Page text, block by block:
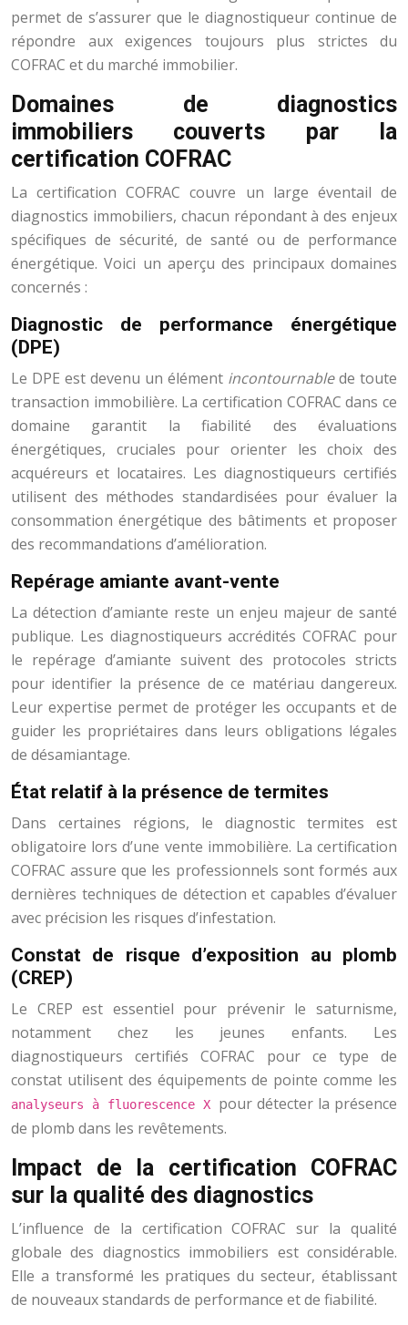
permet de s’assurer que le diagnostiqueur continue de
répondre aux exigences toujours plus strictes du
COFRAC et du marché immobilier.
Domaines de diagnostics
immobiliers couverts par la
certification COFRAC
La certification COFRAC couvre un large éventail de
diagnostics immobiliers, chacun répondant à des enjeux
spécifiques de sécurité, de santé ou de performance
énergétique. Voici un aperçu des principaux domaines
concernés :
Diagnostic de performance énergétique
(DPE)
Le DPE est devenu un élément incontournablede toute
transaction immobilière. La certification COFRAC dans ce
domaine garantit la fiabilité des évaluations
énergétiques, cruciales pour orienter les choix des
acquéreurs et locataires. Les diagnostiqueurs certifiés
utilisent des méthodes standardisées pour évaluer la
consommation énergétique des bâtiments et proposer
des recommandations d’amélioration.
Repérage amiante avant-vente
La détection d’amiante reste un enjeu majeur de santé
publique. Les diagnostiqueurs accrédités COFRAC pour
le repérage d’amiante suivent des protocoles stricts
pour identifier la présence de ce matériau dangereux.
Leur expertise permet de protéger les occupants et de
guider les propriétaires dans leurs obligations légales
de désamiantage.
État relatif à la présence de termites
Dans certaines régions, le diagnostic termites est
obligatoire lors d’une vente immobilière. La certification
COFRAC assure que les professionnels sont formés aux
dernières techniques de détection et capables d’évaluer
avec précision les risques d’infestation.
Constat de risque d’exposition au plomb
(CREP)
Le CREP est essentiel pour prévenir le saturnisme,
notamment chez les jeunes enfants. Les
diagnostiqueurs certifiés COFRAC pour ce type de
constat utilisent des équipements de pointe comme les
analyseurs à fluorescence X pour détecter la présence
de plomb dans les revêtements.
Impact de la certification COFRAC
sur la qualité des diagnostics
L’influence de la certification COFRAC sur la qualité
globale des diagnostics immobiliers est considérable.
Elle a transformé les pratiques du secteur, établissant
de nouveaux standards de performance et de fiabilité.